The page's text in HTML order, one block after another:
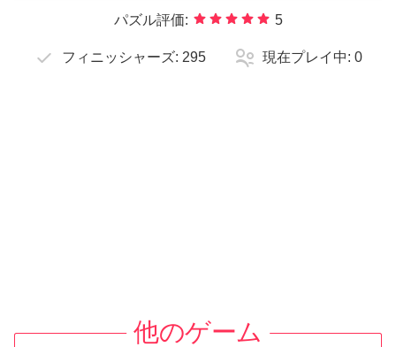
パズル評価: 5
フィニッシャーズ: 295 現在プレイ中: 0
他のゲーム